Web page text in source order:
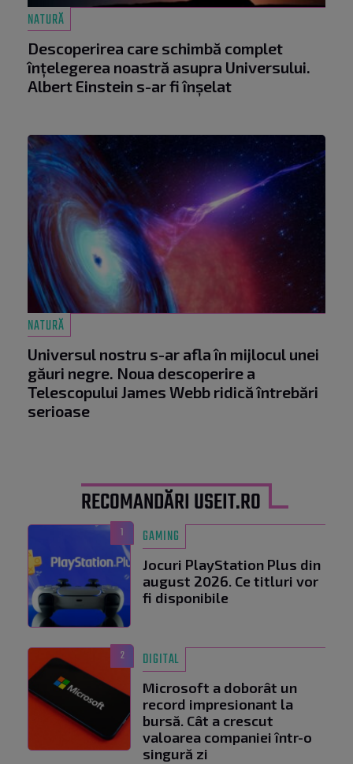
NATURĂ
Descoperirea care schimbă complet
înțelegerea noastră asupra Universului.
Albert Einstein s-ar fi înșelat
NATURĂ
Universul nostru s-ar afla în mijlocul unei
găuri negre. Noua descoperire a
Telescopului James Webb ridică întrebări
serioase
RECOMANDĂRI USEIT.RO
1 GAMING
Jocuri PlayStation Plus din
august 2026. Ce titluri vor
fi disponibile
2 DIGITAL
Microsoft a doborât un
record impresionant la
bursă. Cât a crescut
valoarea companiei într-o
singură zi